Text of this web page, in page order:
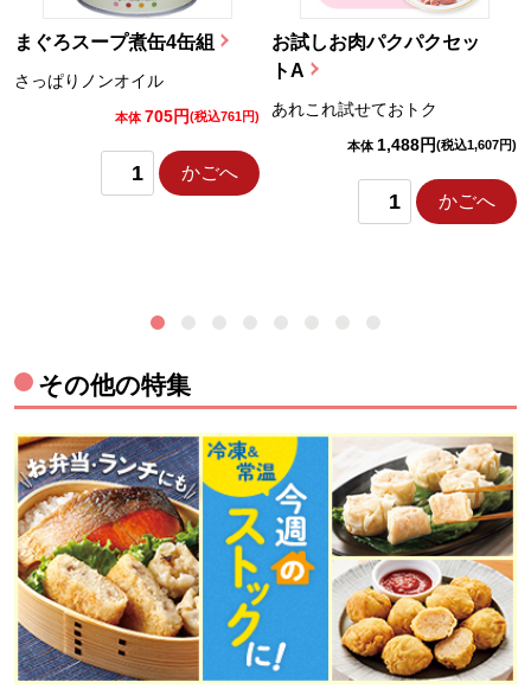
まぐろスープ煮缶4缶組
さっぱりノンオイル
本体 705円(税込761円)
かごへ
お試しお肉パクパクセッ
トA
あれこれ試せておトク
本体 1,488円(税込1,607円)
かごへ
その他の特集